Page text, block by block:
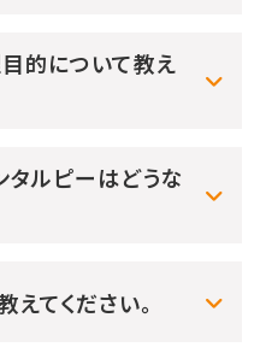
的について教え
ルピーはどうな
えてください。